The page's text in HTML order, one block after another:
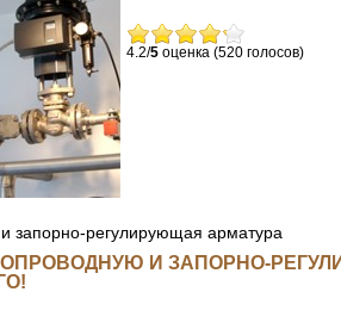
4.2/5 оценка (520 голосов)
запорно-регулирующая арматура
И ЗАПОРНО-